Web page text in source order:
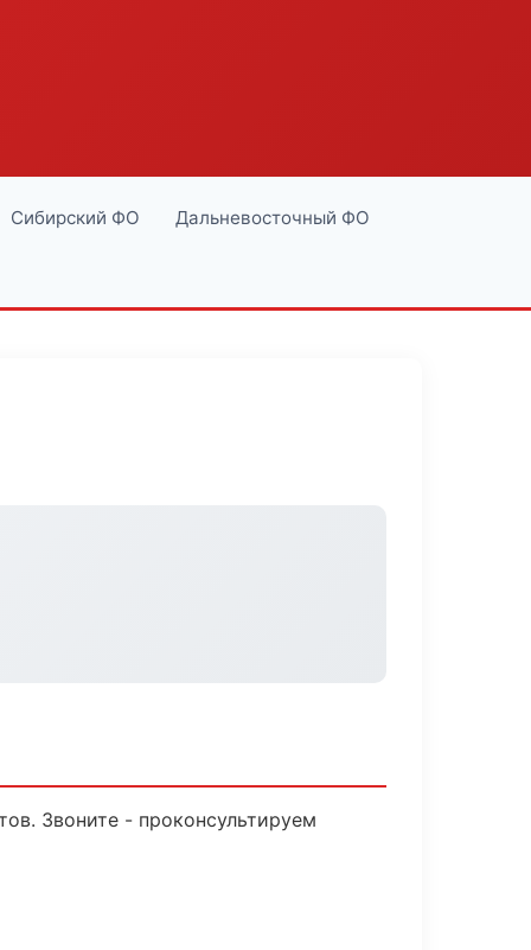
Сибирский ФО Дальневосточный ФО
Звоните - проконсультируем